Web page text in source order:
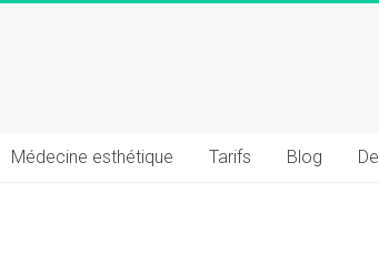
Médecine esthétique Tarifs Blog